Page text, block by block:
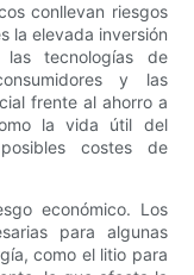
conllevan riesgos
la elevada inversión
tecnologías de
y las
frente al ahorro a
la vida útil del
costes de
económico. Los
para algunas
como el litio para